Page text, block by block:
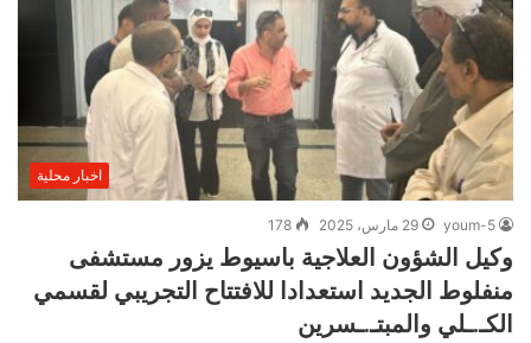
اخبار محلية
youm-5 29 مارس، 2025 178
وكيل الشؤون العلاجية باسيوط يزور مستشفى
منفلوط الجديد استعدادا للافتتاح التجريبي لقسمي
الكـ.ـلي والمبتـ.ـسرين